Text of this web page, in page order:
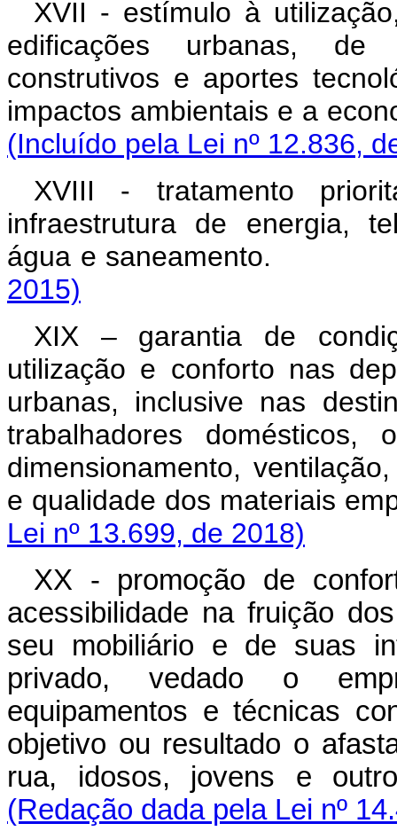
XVII - estímulo à
edificações urbanas, de
construtivos e aportes
impactos ambientais e a
(Incluído pela Lei nº 12.836,
XVIII - tratamento
infraestrutura de energia,
água e
2015)
XIX – garantia de
utilização e conforto nas
urbanas, inclusive nas
trabalhadores domésticos,
dimensionamento,
e qualidade dos materiais
Lei nº 13.699, de 2018)
XX - promoção de
acessibilidade na fruição
seu mobiliário e de suas
privado, vedado o
equipamentos e técnicas
objetivo ou resultado o
rua, idosos, jovens e
(Redação dada pela Lei nº